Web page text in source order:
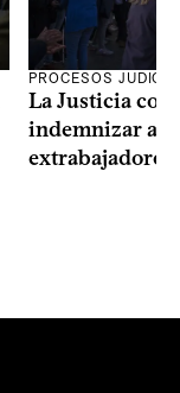
PROCESOS
La Justicia
indemnizar a
extrabajadores